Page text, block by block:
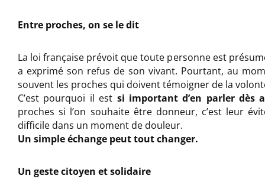
Entre proches, on se le dit
La loi française prévoit que toute personne est
a exprimé son refus de son vivant. Pourtant, au
souvent les proches qui doivent témoigner de la
C’est pourquoi il est si important d’en parler dès
proches si l’on souhaite être donneur, c’est leur
difficile dans un moment de douleur.
Un simple échange peut tout changer.
Un geste citoyen et solidaire